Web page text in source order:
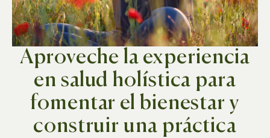
Aproveche la experiencia
en salud holística para
fomentar el bienestar y
construir una práctica